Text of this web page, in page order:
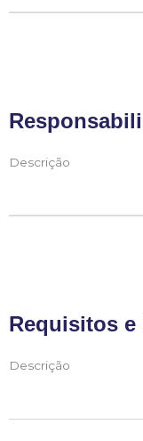
Descrição
Requisitos
Descrição